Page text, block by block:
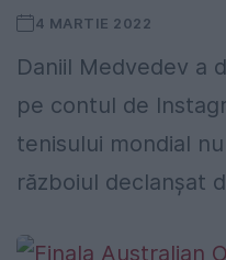
4 MARTIE 2022
Daniil Medvedev a
pe contul de
tenisului mondial
războiul declanșat